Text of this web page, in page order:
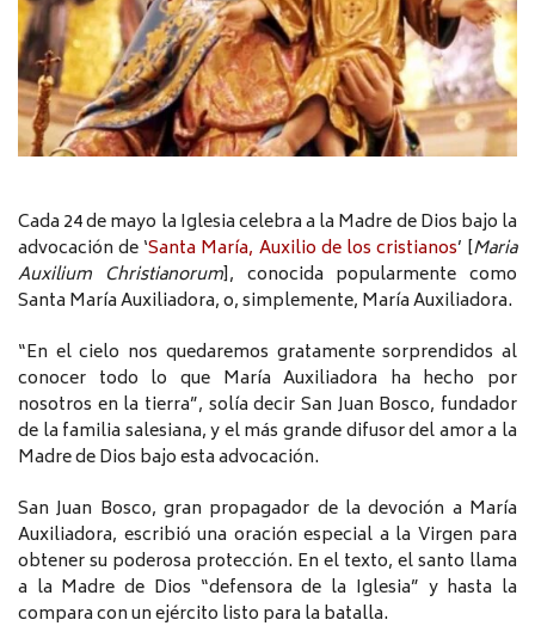
Cada 24 de mayo la Iglesia celebra a la Madre de Dios bajo la
advocación de ‘Santa María, Auxilio de los cristianos’ [Maria
Auxilium Christianorum], conocida popularmente como
Santa María Auxiliadora, o, simplemente, María Auxiliadora.
“En el cielo nos quedaremos gratamente sorprendidos al
conocer todo lo que María Auxiliadora ha hecho por
nosotros en la tierra”, solía decir San Juan Bosco, fundador
de la familia salesiana, y el más grande difusor del amor a la
Madre de Dios bajo esta advocación.
San Juan Bosco, gran propagador de la devoción a María
Auxiliadora, escribió una oración especial a la Virgen para
obtener su poderosa protección. En el texto, el santo llama
a la Madre de Dios “defensora de la Iglesia” y hasta la
compara con un ejército listo para la batalla.